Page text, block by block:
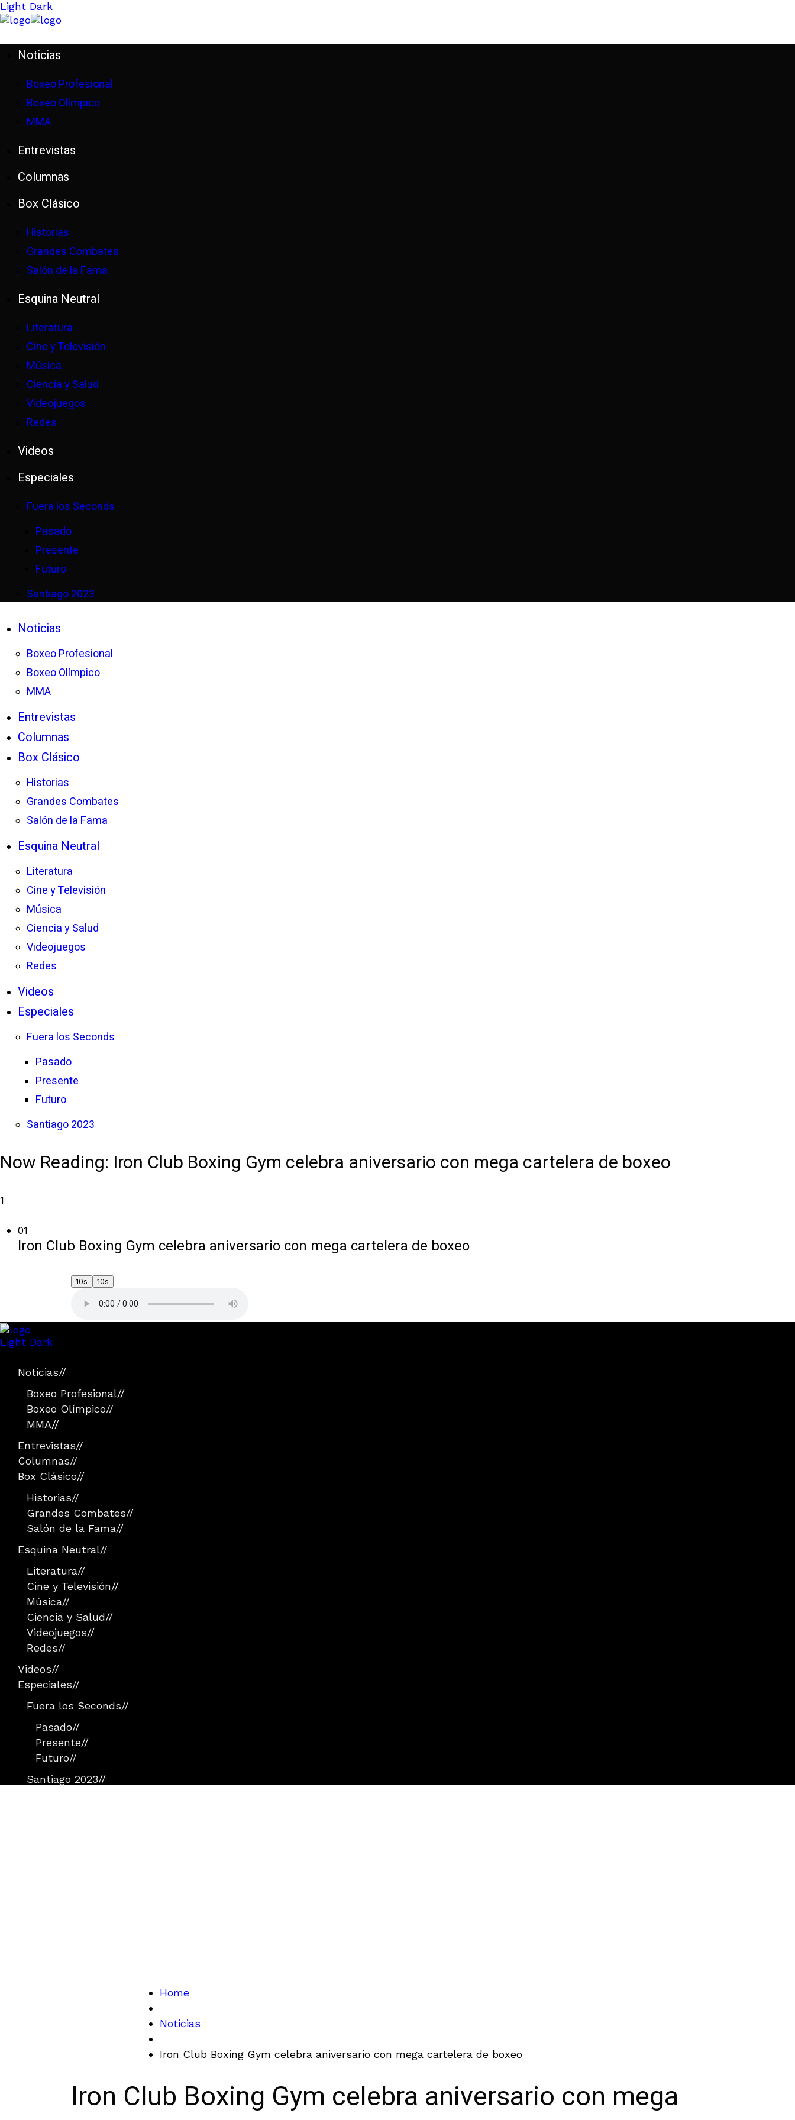
Light Dark
Noticias
Boxeo Profesional
Boxeo Olímpico
MMA
Entrevistas
Columnas
Box Clásico
Historias
Grandes Combates
Salón de la Fama
Esquina Neutral
Literatura
Cine y Televisión
Música
Ciencia y Salud
Videojuegos
Redes
Videos
Especiales
Fuera los Seconds
Pasado
Presente
Futuro
Santiago 2023
Noticias
Boxeo Profesional
Boxeo Olímpico
MMA
Entrevistas
Columnas
Box Clásico
Historias
Grandes Combates
Salón de la Fama
Esquina Neutral
Literatura
Cine y Televisión
Música
Ciencia y Salud
Videojuegos
Redes
Videos
Especiales
Fuera los Seconds
Pasado
Presente
Futuro
Santiago 2023
Now Reading: Iron Club Boxing Gym celebra aniversario con mega cartelera de boxeo
1
01
Iron Club Boxing Gym celebra aniversario con mega cartelera de boxeo
10s 10s
Light Dark
Noticias//
Boxeo Profesional//
Boxeo Olímpico//
MMA//
Entrevistas//
Columnas//
Box Clásico//
Historias//
Grandes Combates//
Salón de la Fama//
Esquina Neutral//
Literatura//
Cine y Televisión//
Música//
Ciencia y Salud//
Videojuegos//
Redes//
Videos//
Especiales//
Fuera los Seconds//
Pasado//
Presente//
Futuro//
Santiago 2023//
Home
Noticias
Iron Club Boxing Gym celebra aniversario con mega cartelera de boxeo
Iron Club Boxing Gym celebra aniversario con mega